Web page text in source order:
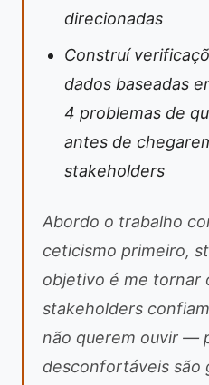
direcionadas
Construí
dados baseadas
4 problemas de
antes de
stakeholders
Abordo o trabalho
ceticismo primeiro,
objetivo é me tornar
stakeholders
não querem ouvir —
desconfortáveis são